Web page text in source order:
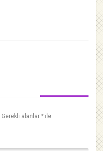
Gerekli alanlar * ile